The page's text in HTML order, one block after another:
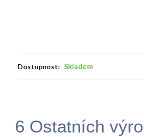
Dostupnost: Skladem
6 Ostatních